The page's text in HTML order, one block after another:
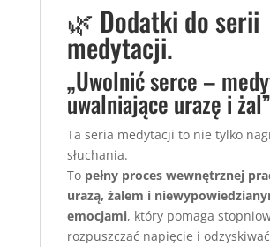
🌿 Dodatki do serii
medytacji.
„Uwolnić serce –
uwalniające urazę i żal”
Ta seria medytacji to nie tylko
słuchania.
To pełny proces wewnętrznej
urazą, żalem i
emocjami, który pomaga
rozpuszczać napięcie i